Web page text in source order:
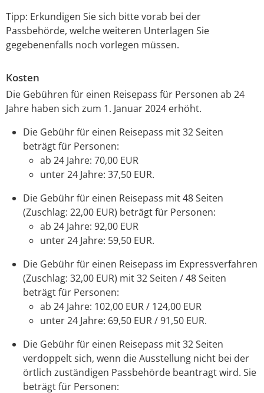
Tipp: Erkundigen Sie sich bitte vorab bei der
Passbehörde, welche weiteren Unterlagen Sie
gegebenenfalls noch vorlegen müssen.
Kosten
Die Gebühren für einen Reisepass für Personen ab 24
Jahre haben sich zum 1. Januar 2024 erhöht.
Die Gebühr für einen Reisepass mit 32 Seiten
beträgt für Personen:
ab 24 Jahre: 70,00 EUR
unter 24 Jahre: 37,50 EUR.
Die Gebühr für einen Reisepass mit 48 Seiten
(Zuschlag: 22,00 EUR) beträgt für Personen:
ab 24 Jahre: 92,00 EUR
unter 24 Jahre: 59,50 EUR.
Die Gebühr für einen Reisepass im Expressverfahren
(Zuschlag: 32,00 EUR) mit 32 Seiten / 48 Seiten
beträgt für Personen:
ab 24 Jahre: 102,00 EUR / 124,00 EUR
unter 24 Jahre: 69,50 EUR / 91,50 EUR.
Die Gebühr für einen Reisepass mit 32 Seiten
verdoppelt sich, wenn die Ausstellung nicht bei der
örtlich zuständigen Passbehörde beantragt wird. Sie
beträgt für Personen: